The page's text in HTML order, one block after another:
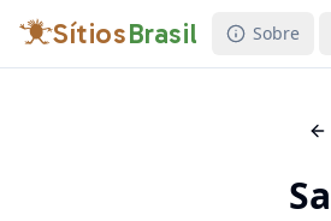
SítiosBrasil Sobre